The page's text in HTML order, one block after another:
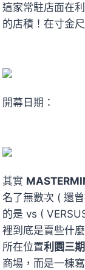
這家常駐店面在
的店積！在寸金
開幕日期：
其實
名了無數次 ( 還
的是 vs (
裡到底是賣些什
所在位置利園三期
商場，而是一棟